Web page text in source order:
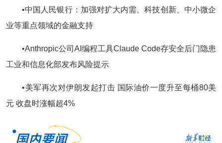
•中国人民银行：加强对扩大内需、科技创新、中小微企
业等重点领域的金融支持
•Anthropic公司AI编程工具Claude Code存安全后门隐患
工业和信息化部发布风险提示
•美军再次对伊朗发起打击 国际油价一度升至每桶80美
元 收盘时涨幅超4%